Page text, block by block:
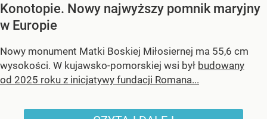
Konotopie. Nowy najwyższy pomnik maryjny
w Europie
Nowy monument Matki Boskiej Miłosiernej ma 55,6 cm
wysokości. W kujawsko-pomorskiej wsi był budowany
od 2025 roku z inicjatywy fundacji Romana...